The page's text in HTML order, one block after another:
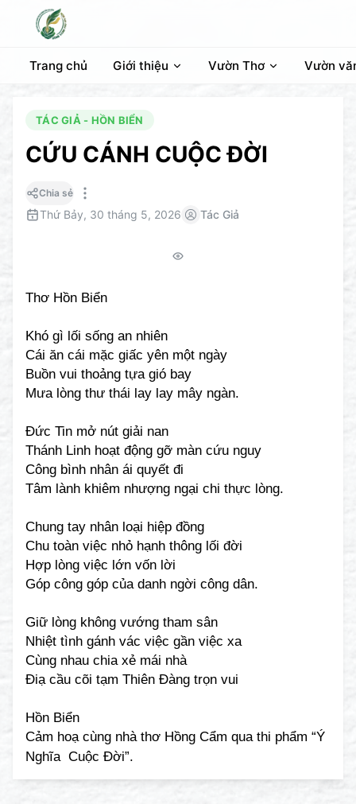
Trang chủ Giới thiệu Vườn Thơ Vườn
TÁC GIẢ - HỒN BIỂN
CỨU CÁNH CUỘC ĐỜI
Chia sẻ
Thứ Bảy, 30 tháng 5, 2026 Tác Giả
Thơ Hồn Biển
Khó gì lối sống an nhiên
Cái ăn cái mặc giấc yên một ngày
Buồn vui thoảng tựa gió bay
Mưa lòng thư thái lay lay mây ngàn.
Đức Tin mở nút giải nan
Thánh Linh hoạt động gỡ màn cứu nguy
Công bình nhân ái quyết đi
Tâm lành khiêm nhượng ngại chi thực lòng.
Chung tay nhân loại hiệp đồng
Chu toàn việc nhỏ hạnh thông lối đời
Hợp lòng việc lớn vốn lời
Góp công góp của danh ngời công dân.
Giữ lòng không vướng tham sân
Nhiệt tình gánh vác việc gần việc xa
Cùng nhau chia xẻ mái nhà
Điạ cầu cõi tạm Thiên Đàng trọn vui
Hồn Biển
Cảm hoạ cùng nhà thơ Hồng Cẩm qua thi phẩm “Ý
Nghĩa Cuộc Đời”.